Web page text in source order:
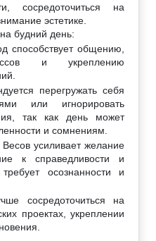
сосредоточиться на
эстетике.
будний день:
способствует общению,
и укреплению
перегружать себя
или игнорировать
так как день может
и сомнениям.
усиливает желание
к справедливости и
осознанности и
сосредоточиться на
проектах, укреплении